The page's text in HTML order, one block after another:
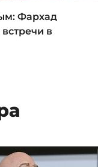
Фархад
в